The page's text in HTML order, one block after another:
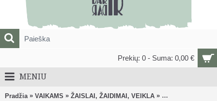
Prekių: 0 - Suma: 0,00 €
MENIU
Pradžia » VAIKAMS » ŽAISLAI, ŽAIDIMAI, VEIKLA » Muzika,